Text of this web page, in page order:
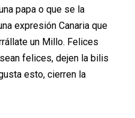
papa o que se la
expresión Canaria que
un Millo. Felices
felices, dejen la bilis
esto, cierren la